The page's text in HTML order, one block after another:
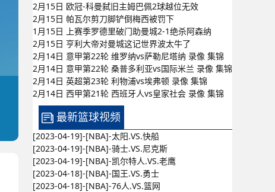
2月15日 欧冠-科曼弑旧主姆巴佩2球越位无效
2月15日 帕瓦尔剪刀脚铲倒梅西被罚下
1月15日 上赛季罗德里破门助曼城2-1绝杀阿森纳
2月15日 亨利大帝对曼城这记世界波太牛了
2月14日 意甲第22轮 维罗纳vs萨勒尼塔纳 录像 集锦
2月14日 意甲第22轮 桑普多利亚vs国际米兰 录像 集锦
2月14日 英超第23轮 利物浦vs埃弗顿 录像 集锦
2月14日 西甲第21轮 西班牙人vs皇家社会 录像 集锦
最新篮球视频
[2023-04-19]-[NBA]-太阳.VS.快船
[2023-04-19]-[NBA]-骑士.VS.尼克斯
[2023-04-19]-[NBA]-凯尔特人.VS.老鹰
[2023-04-18]-[NBA]-国王.VS.勇士
[2023-04-18]-[NBA]-76人.VS.篮网